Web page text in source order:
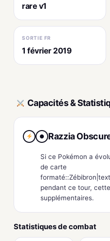
rare v1
SORTIE FR
1 février 2019
Capacités &
● Razzia
Si ce Pokémon a
de carte
pendant ce tour,
supplémentaires.
Statistiques de combat